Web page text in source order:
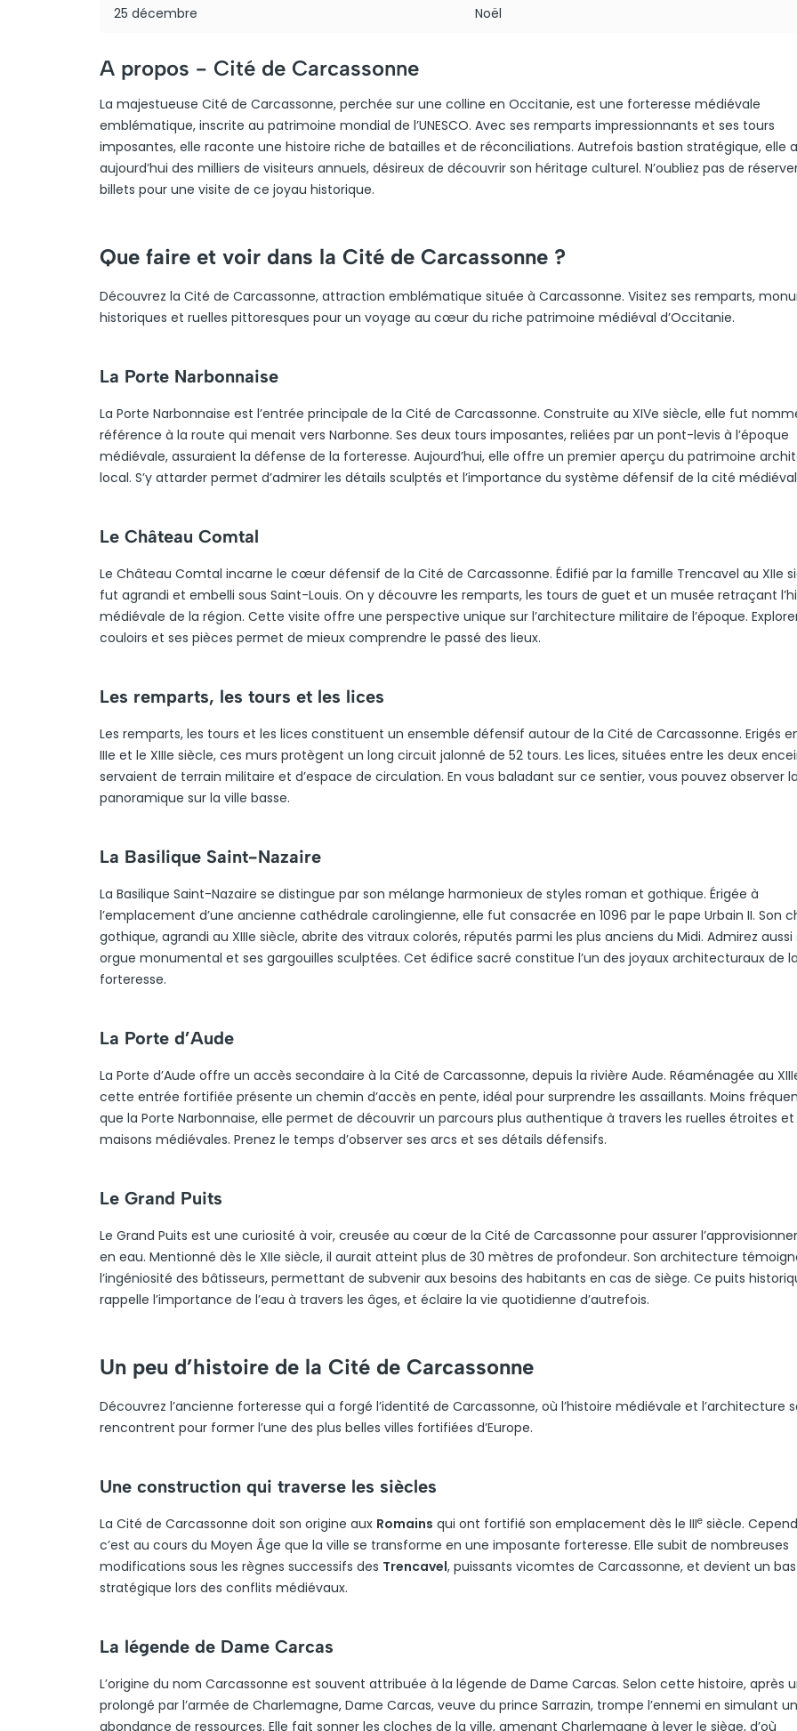
25 décembre Noël
A propos - Cité de Carcassonne
La majestueuse Cité de Carcassonne, perchée sur une colline en Occitanie, est une forteresse médiévale
emblématique, inscrite au patrimoine mondial de l’UNESCO. Avec ses remparts impressionnants et ses tours
imposantes, elle raconte une histoire riche de batailles et de réconciliations. Autrefois bastion stratégique, elle
aujourd’hui des milliers de visiteurs annuels, désireux de découvrir son héritage culturel. N’oubliez pas de
billets pour une visite de ce joyau historique.
Que faire et voir dans la Cité de Carcassonne ?
Découvrez la Cité de Carcassonne, attraction emblématique située à Carcassonne. Visitez ses remparts,
historiques et ruelles pittoresques pour un voyage au cœur du riche patrimoine médiéval d’Occitanie.
La Porte Narbonnaise
La Porte Narbonnaise est l’entrée principale de la Cité de Carcassonne. Construite au XIVe siècle, elle fut
référence à la route qui menait vers Narbonne. Ses deux tours imposantes, reliées par un pont-levis à l’époque
médiévale, assuraient la défense de la forteresse. Aujourd’hui, elle offre un premier aperçu du patrimoine
local. S’y attarder permet d’admirer les détails sculptés et l’importance du système défensif de la cité
Le Château Comtal
Le Château Comtal incarne le cœur défensif de la Cité de Carcassonne. Édifié par la famille Trencavel au XIIe
fut agrandi et embelli sous Saint-Louis. On y découvre les remparts, les tours de guet et un musée retraçant
médiévale de la région. Cette visite offre une perspective unique sur l’architecture militaire de l’époque.
couloirs et ses pièces permet de mieux comprendre le passé des lieux.
Les remparts, les tours et les lices
Les remparts, les tours et les lices constituent un ensemble défensif autour de la Cité de Carcassonne. Erigés
IIIe et le XIIIe siècle, ces murs protègent un long circuit jalonné de 52 tours. Les lices, situées entre les deux
servaient de terrain militaire et d’espace de circulation. En vous baladant sur ce sentier, vous pouvez observer
panoramique sur la ville basse.
La Basilique Saint-Nazaire
La Basilique Saint-Nazaire se distingue par son mélange harmonieux de styles roman et gothique. Érigée à
l’emplacement d’une ancienne cathédrale carolingienne, elle fut consacrée en 1096 par le pape Urbain II. Son
gothique, agrandi au XIIIe siècle, abrite des vitraux colorés, réputés parmi les plus anciens du Midi. Admirez aussi
orgue monumental et ses gargouilles sculptées. Cet édifice sacré constitue l’un des joyaux architecturaux de
forteresse.
La Porte d’Aude
La Porte d’Aude offre un accès secondaire à la Cité de Carcassonne, depuis la rivière Aude. Réaménagée au
cette entrée fortifiée présente un chemin d’accès en pente, idéal pour surprendre les assaillants. Moins
que la Porte Narbonnaise, elle permet de découvrir un parcours plus authentique à travers les ruelles étroites et
maisons médiévales. Prenez le temps d’observer ses arcs et ses détails défensifs.
Le Grand Puits
Le Grand Puits est une curiosité à voir, creusée au cœur de la Cité de Carcassonne pour assurer
en eau. Mentionné dès le XIIe siècle, il aurait atteint plus de 30 mètres de profondeur. Son architecture
l’ingéniosité des bâtisseurs, permettant de subvenir aux besoins des habitants en cas de siège. Ce puits
rappelle l’importance de l’eau à travers les âges, et éclaire la vie quotidienne d’autrefois.
Un peu d’histoire de la Cité de Carcassonne
Découvrez l’ancienne forteresse qui a forgé l’identité de Carcassonne, où l’histoire médiévale et l’architecture
rencontrent pour former l’une des plus belles villes fortifiées d’Europe.
Une construction qui traverse les siècles
La Cité de Carcassonne doit son origine aux Romains qui ont fortifié son emplacement dès le IIIe siècle.
c’est au cours du Moyen Âge que la ville se transforme en une imposante forteresse. Elle subit de nombreuses
modifications sous les règnes successifs des Trencavel, puissants vicomtes de Carcassonne, et devient un
stratégique lors des conflits médiévaux.
La légende de Dame Carcas
L’origine du nom Carcassonne est souvent attribuée à la légende de Dame Carcas. Selon cette histoire, après
prolongé par l’armée de Charlemagne, Dame Carcas, veuve du prince Sarrazin, trompe l’ennemi en simulant
abondance de ressources. Elle fait sonner les cloches de la ville, amenant Charlemagne à lever le siège, d’où